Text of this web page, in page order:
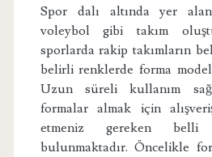
Spor dalı altında yer
voleybol gibi takım
sporlarda rakip takımların
belirli renklerde forma
Uzun süreli kullanım
formalar almak için
etmeniz gereken belli
bulunmaktadır. Öncelikle